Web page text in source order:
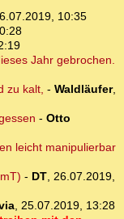
10:35
Jahr gebrochen.
zu kalt, - Waldläufer,
- Otto
leicht manipulierbar
- DT, 26.07.2019,
, 25.07.2019, 13:28